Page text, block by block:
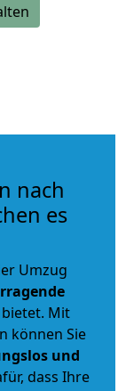
nach
es
Umzug
Mit
können Sie
und
dass Ihre